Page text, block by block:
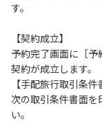
（１）川原にテン
（２）雨が降っ
（３）カムイコタ
流で雨が降り急に
し、濁り始めた
（４）キャンプ場
す。
【契約成立】
予約完了画面に［
契約が成立します。
【手配旅行取引条件
次の取引条件書面を
い。